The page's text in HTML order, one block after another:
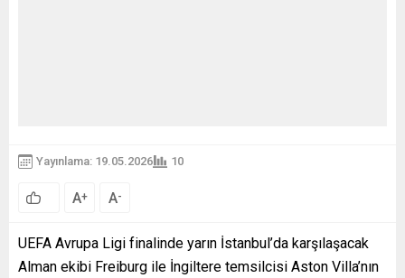
Yayınlama: 19.05.2026 10
A+ A-
UEFA Avrupa Ligi finalinde yarın İstanbul’da karşılaşacak
Alman ekibi Freiburg ile İngiltere temsilcisi Aston Villa’nın